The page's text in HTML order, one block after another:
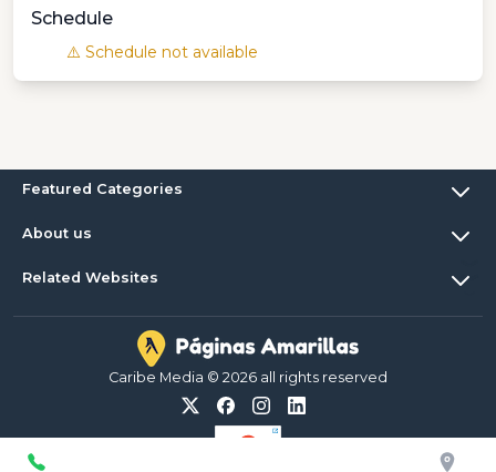
Schedule
⚠️ Schedule not available
Featured Categories
About us
Related Websites
Caribe Media © 2026 all rights reserved